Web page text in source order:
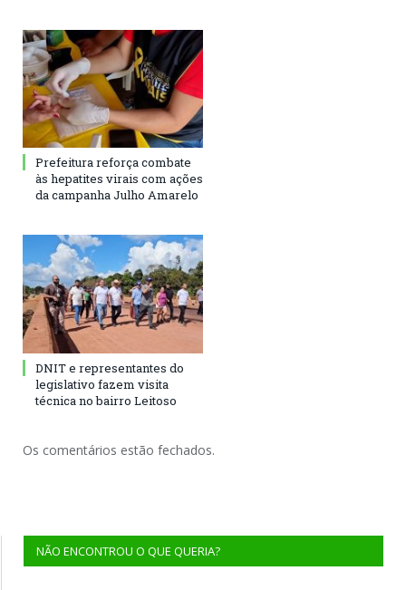
Prefeitura reforça combate
às hepatites virais com ações
da campanha Julho Amarelo
DNIT e representantes do
legislativo fazem visita
técnica no bairro Leitoso
Os comentários estão fechados.
NÃO ENCONTROU O QUE QUERIA?